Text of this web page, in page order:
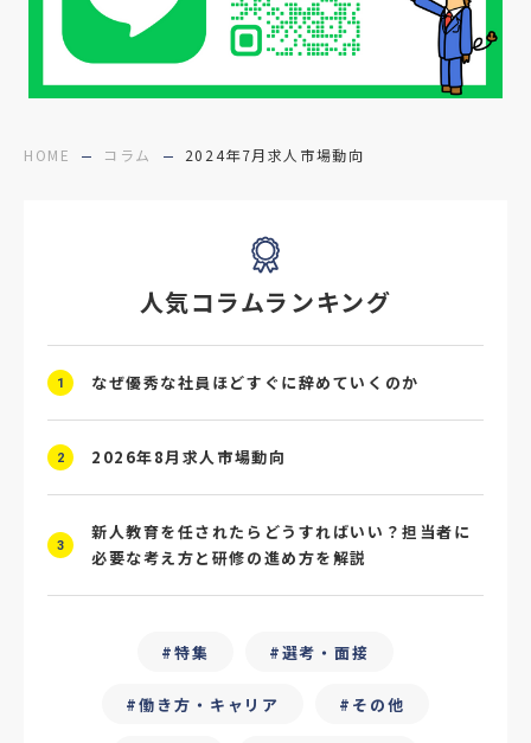
HOME コラム 2024年7月求人市場動向
#障害者雇用 #メリット #ベネフィット
#医療福祉介護 #業界動向 #採用力
#面接辞退
#求人広告
#スクラム採用 #転職イベント #転職フェア
#賃上げ #人事数珠繋ぎ
#4P分析 #競合他社
#ChatGPT #タイパ #就活動向
#フリーランス保護新法 #デイワーク
#雇用型ギグワーク #面接
人気コラムランキング
1 なぜ優秀な社員ほどすぐに辞めていくのか
2 2026年8月求人市場動向
3
新人教育を任されたらどうすればいい？担当者に
必要な考え方と研修の進め方を解説
特集 選考・面接
働き方・キャリア その他